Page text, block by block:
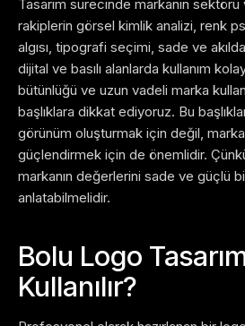
Tasarım sürecinde markanın
rakiplerin görsel kimlik analizi, renk
algısı, tipografi seçimi, sade ve akılda
dijital ve basılı alanlarda kullanım
bütünlüğü ve uzun vadeli marka
başlıklara dikkat ediyoruz. Bu
görünüm oluşturmak için değil,
güçlendirmek için de önemlidir.
markanın değerlerini sade ve güçlü
anlatabilmelidir.
Bolu Logo
Kullanılır?